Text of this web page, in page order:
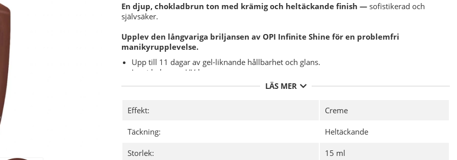
En djup, chokladbrun ton med krämig och heltäckande finish — sofistikerad och
självsäker.
Upplev den långvariga briljansen av OPI Infinite Shine för en problemfri
manikyrupplevelse.
Upp till 11 dagar av gel-liknande hållbarhet och glans.
Inget behov av UV-lampa.
och fri från animaliska ingredienser.
Förbered dina naglar genom att trimma, fila och polera.
kant.
LÄS MER
Effekt: Creme
Täckning: Heltäckande
Storlek: 15 ml